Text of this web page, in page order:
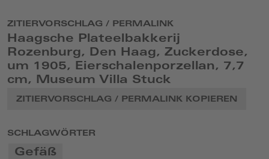
ZITIERVORSCHLAG / PERMALINK
Haagsche Plateelbakkerij
Rozenburg, Den Haag, Zuckerdose,
um 1905, Eierschalenporzellan, 7,7
cm, Museum Villa Stuck
ZITIERVORSCHLAG / PERMALINK KOPIEREN
SCHLAGWÖRTER
Gefäß